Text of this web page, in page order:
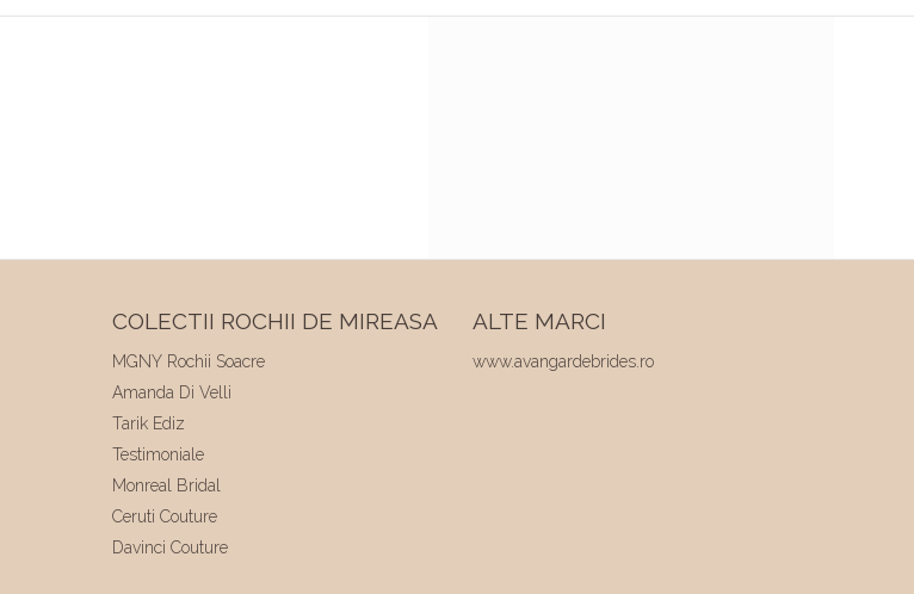
COLECTII ROCHII DE MIREASA
MGNY Rochii Soacre
Amanda Di Velli
Tarik Ediz
Testimoniale
Monreal Bridal
Ceruti Couture
Davinci Couture
ALTE MARCI
www.avangardebrides.ro